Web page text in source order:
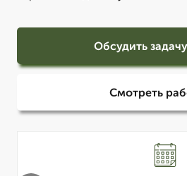
Обсудить задачу
Смотреть